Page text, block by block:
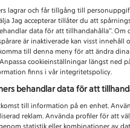
lagrar och får tillgång till
Jag accepterar tillåter du att
data för att tillhandahålla”. Om
är inaktiverade kan visst
till denna meny för att ändra
cookieinställningar längst ned
finns i vår integritetspolicy.
behandlar data för att
till information på en enhet.
reklam. Använda profiler för att